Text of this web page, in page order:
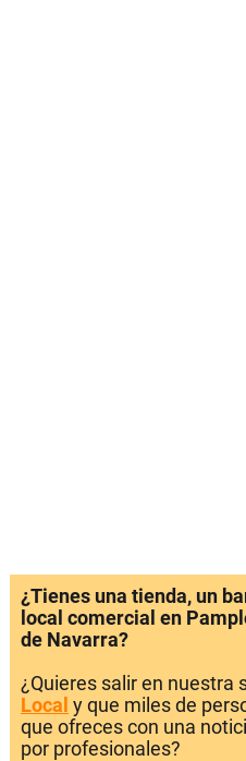
¿Tienes una tienda, un
local comercial en
de Navarra?
¿Quieres salir en nuestra
Local y que miles de
que ofreces con una
por profesionales?